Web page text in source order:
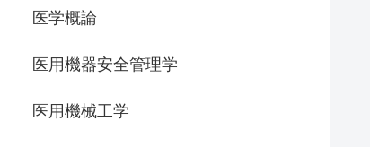
医学概論
医用機器安全管理学
医用機械工学